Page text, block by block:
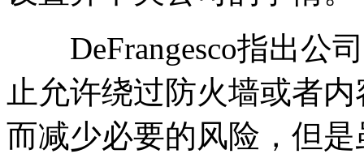
DeFrangesco指出公
止允许绕过防火墙或者
而减少必要的风险，但